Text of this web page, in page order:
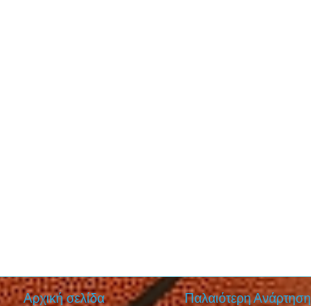
Παλαιότερη Ανάρτηση
Αρχική σελίδα